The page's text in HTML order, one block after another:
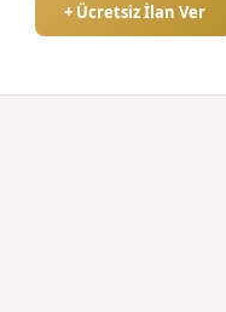
+ Ücretsiz İlan Ver